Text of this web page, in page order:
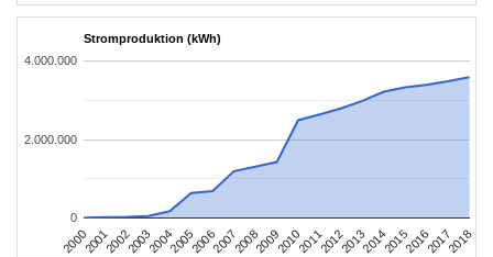
Stromproduktion (kWh)
2000200120022003200420052006200720082009201020112012201320142015201620172018
0
2.000.000
4.000.000